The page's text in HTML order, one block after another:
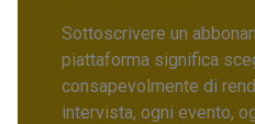
Sottoscrivere un
piattaforma significa
consapevolmente di
intervista, ogni evento,